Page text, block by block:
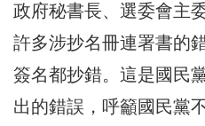
政府秘書長、選委會主
許多涉抄名冊連署書的
簽名都抄錯。這是國民
出的錯誤，呼籲國民黨